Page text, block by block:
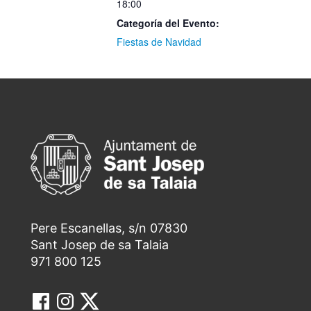
18:00
Categoría del Evento:
Fiestas de Navidad
Pere Escanellas, s/n 07830
Sant Josep de sa Talaia
971 800 125